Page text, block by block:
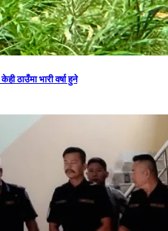
ठाउँमा भारी वर्षा हुने